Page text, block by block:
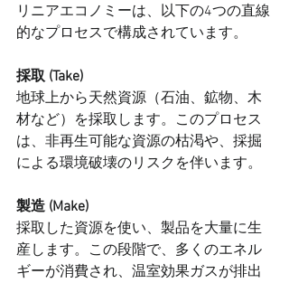
リニアエコノミーは、以下の4つの直線
的なプロセスで構成されています。
採取 (Take)
地球上から天然資源（石油、鉱物、木
材など）を採取します。このプロセス
は、非再生可能な資源の枯渇や、採掘
による環境破壊のリスクを伴います。
製造 (Make)
採取した資源を使い、製品を大量に生
産します。この段階で、多くのエネル
ギーが消費され、温室効果ガスが排出